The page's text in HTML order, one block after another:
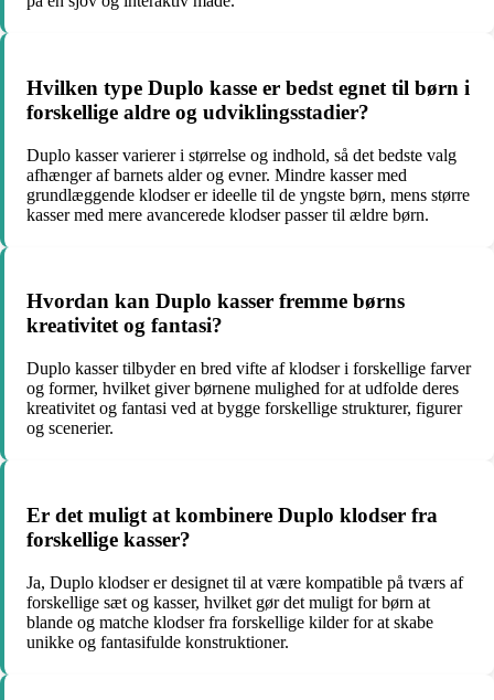
Hvilken type Duplo kasse er bedst egnet til børn i
forskellige aldre og udviklingsstadier?
Duplo kasser varierer i størrelse og indhold, så det bedste valg
afhænger af barnets alder og evner. Mindre kasser med
grundlæggende klodser er ideelle til de yngste børn, mens større
kasser med mere avancerede klodser passer til ældre børn.
Hvordan kan Duplo kasser fremme børns
kreativitet og fantasi?
Duplo kasser tilbyder en bred vifte af klodser i forskellige farver
og former, hvilket giver børnene mulighed for at udfolde deres
kreativitet og fantasi ved at bygge forskellige strukturer, figurer
og scenerier.
Er det muligt at kombinere Duplo klodser fra
forskellige kasser?
Ja, Duplo klodser er designet til at være kompatible på tværs af
forskellige sæt og kasser, hvilket gør det muligt for børn at
blande og matche klodser fra forskellige kilder for at skabe
unikke og fantasifulde konstruktioner.